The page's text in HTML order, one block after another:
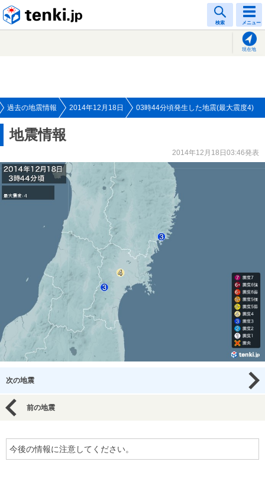
検索 メニュー
現在地
過去の地震情報 2014年12月18日 03時44分頃発生した地震(最大震度4)
地震情報
2014年12月18日03:46発表
次の地震
前の地震
今後の情報に注意してください。